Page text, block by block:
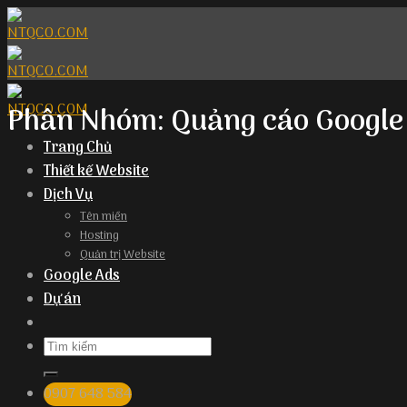
Skip
to
content
Trang Chủ
Thiết kế Website
Dịch Vụ
Tên miền
Hosting
Quản trị Website
Google Ads
Dự án
0907 648 584
Phân Nhóm: Quảng cáo Google